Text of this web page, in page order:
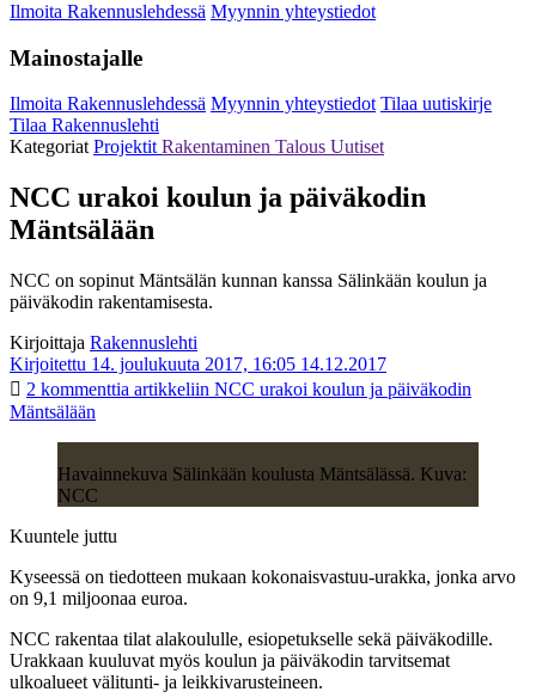
Ilmoita Rakennuslehdessä Myynnin yhteystiedot
Mainostajalle
Ilmoita Rakennuslehdessä Myynnin yhteystiedot Tilaa uutiskirje
Tilaa Rakennuslehti
KategoriatProjektitRakentaminen Talous Uutiset
NCC urakoi koulun ja päiväkodin
Mäntsälään
NCC on sopinut Mäntsälän kunnan kanssa Sälinkään koulun ja
päiväkodin rakentamisesta.
Kirjoittaja Rakennuslehti
Kirjoitettu 14. joulukuuta 2017, 16:05 14.12.2017
2 kommenttia artikkeliin NCC urakoi koulun ja päiväkodin
Mäntsälään
Havainnekuva Sälinkään koulusta Mäntsälässä. Kuva:
NCC
Kuuntele juttu
Kyseessä on tiedotteen mukaan kokonaisvastuu-urakka, jonka arvo
on 9,1 miljoonaa euroa.
NCC rakentaa tilat alakoululle, esiopetukselle sekä päiväkodille.
Urakkaan kuuluvat myös koulun ja päiväkodin tarvitsemat
ulkoalueet välitunti- ja leikkivarusteineen.